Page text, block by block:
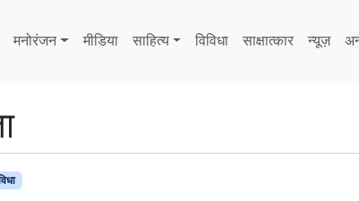
मनोरंजन मीडिया साहित्‍य विविधा साक्षात्‍कार न्यूज़